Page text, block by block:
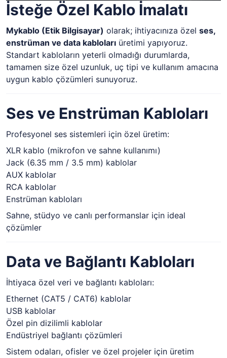
İsteğe Özel Kablo İmalatı
Mykablo (Etik Bilgisayar) olarak; ihtiyacınıza özel ses,
enstrüman ve data kabloları üretimi yapıyoruz.
Standart kabloların yeterli olmadığı durumlarda,
tamamen size özel uzunluk, uç tipi ve kullanım amacına
uygun kablo çözümleri sunuyoruz.
Ses ve Enstrüman Kabloları
Profesyonel ses sistemleri için özel üretim:
XLR kablo (mikrofon ve sahne kullanımı)
Jack (6.35 mm / 3.5 mm) kablolar
AUX kablolar
RCA kablolar
Enstrüman kabloları
Sahne, stüdyo ve canlı performanslar için ideal
çözümler
Data ve Bağlantı Kabloları
İhtiyaca özel veri ve bağlantı kabloları:
Ethernet (CAT5 / CAT6) kablolar
USB kablolar
Özel pin dizilimli kablolar
Endüstriyel bağlantı çözümleri
Sistem odaları, ofisler ve özel projeler için üretim